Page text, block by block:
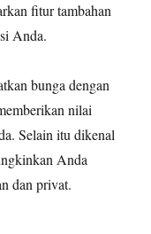
fitur tambahan
Anda.
bunga dengan
nilai
Selain itu dikenal
Anda
dan privat.